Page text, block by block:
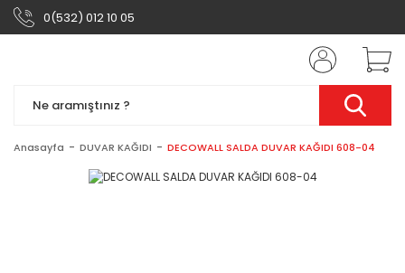
0(532) 012 10 05
Anasayfa DUVAR KAĞIDI DECOWALL SALDA DUVAR KAĞIDI 608-04